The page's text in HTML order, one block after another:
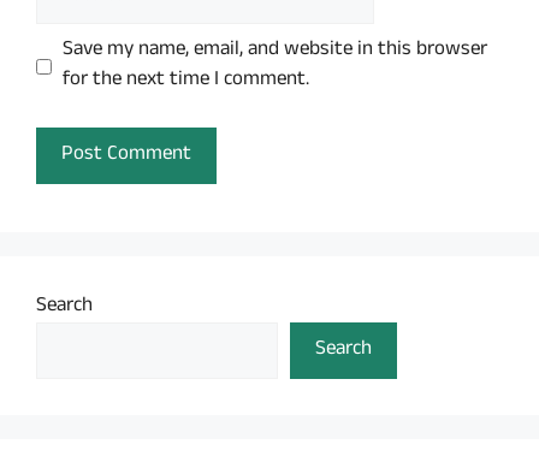
Save my name, email, and website in this browser
for the next time I comment.
Search
Search